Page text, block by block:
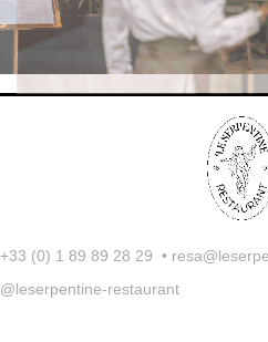
+33 (0) 1 89 89 28 29 •
@leserpentine-restaurant